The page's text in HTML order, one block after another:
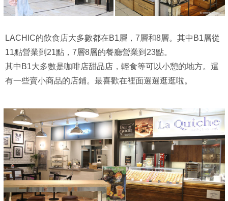
LACHIC的飲食店大多數都在B1層，7層和8層。其中B1層從
11點營業到21點，7層8層的餐廳營業到23點。
其中B1大多數是咖啡店甜品店，輕食等可以小憩的地方。還
有一些賣小商品的店鋪。最喜歡在裡面選選逛逛啦。